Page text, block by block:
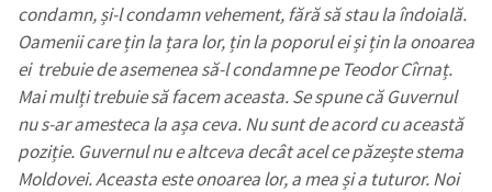
condamn, și-l condamn vehement, fără să stau la îndoială.
Oamenii care țin la țara lor, țin la poporul ei și țin la onoarea
ei trebuie de asemenea să-l condamne pe Teodor Cîrnaț.
Mai mulți trebuie să facem aceasta. Se spune că Guvernul
nu s-ar amesteca la așa ceva. Nu sunt de acord cu această
poziție. Guvernul nu e altceva decât acel ce păzește stema
Moldovei. Aceasta este onoarea lor, a mea și a tuturor. Noi